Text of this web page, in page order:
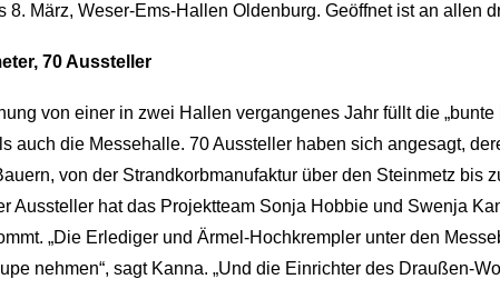
8. März, Weser-Ems-Hallen Oldenburg. Geöffnet ist an allen
70 Aussteller
von einer in zwei Hallen vergangenes Jahr füllt die „bunte
auch die Messehalle. 70 Aussteller haben sich angesagt,
von der Strandkorbmanufaktur über den Steinmetz bis
Aussteller hat das Projektteam Sonja Hobbie und Swenja
„Die Erlediger und Ärmel-Hochkrempler unter den
nehmen“, sagt Kanna. „Und die Einrichter des Draußen-